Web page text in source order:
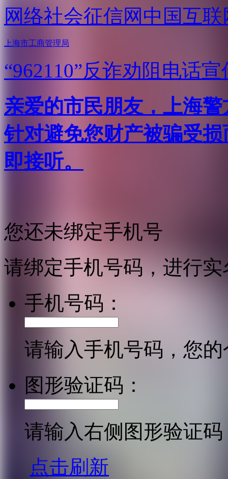
网络社会征信网 中国互
上海市工商管理局
“962110”反诈劝阻电话宣
亲爱的市民朋友，上海
针对避免您财产被骗受
即接听。
您还未绑定手机号
请绑定手机号码，进行
手机号码：
请输入手机号码，您
图形验证码：
请输入右侧图形验证码
点击刷新